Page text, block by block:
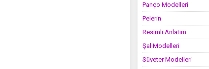
Panço Modelleri
Pelerin
Resimli Anlatım
Şal Modelleri
Süveter Modelleri